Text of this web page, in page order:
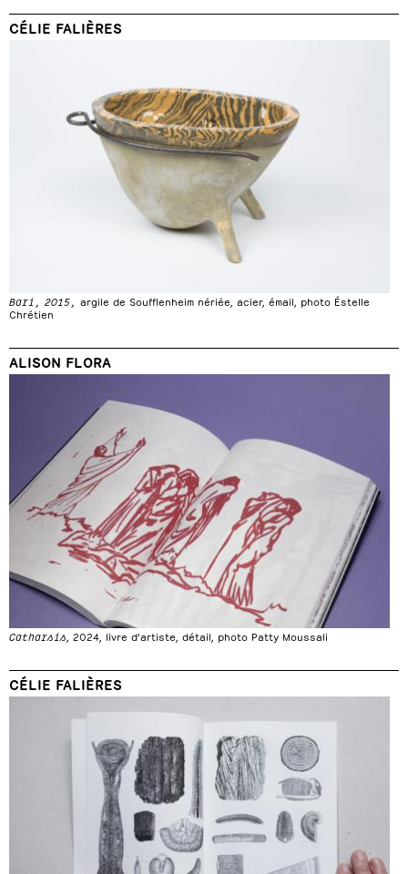
CÉLIE FALIÈRES
Bari, 2015, argile de Soufflenheim nériée, acier, émail, photo Éstelle
Chrétien
ALISON FLORA
Catharsis, 2024, livre d’artiste, détail, photo Patty Moussali
CÉLIE FALIÈRES